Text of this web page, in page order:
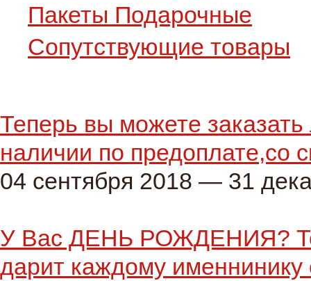
Пакеты Подарочные
Сопутствующие товары
Теперь вы можете
наличии по предоплате,со
04 сентября 2018 — 31
У Вас ДЕНЬ РОЖДЕНИЯ?
дарит каждому